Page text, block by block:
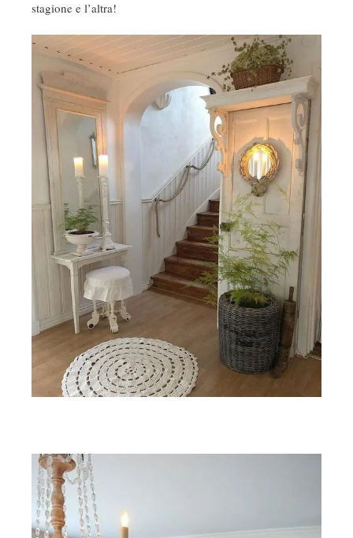
stagione e l’altra!